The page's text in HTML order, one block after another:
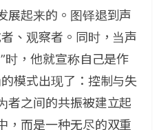
展起来的。图铎退到声
、观察者。同时，当声
时，他就宣称自己是作
模式出现了：控制与失
者之间的共振被建立起
，而是一种无尽的双重